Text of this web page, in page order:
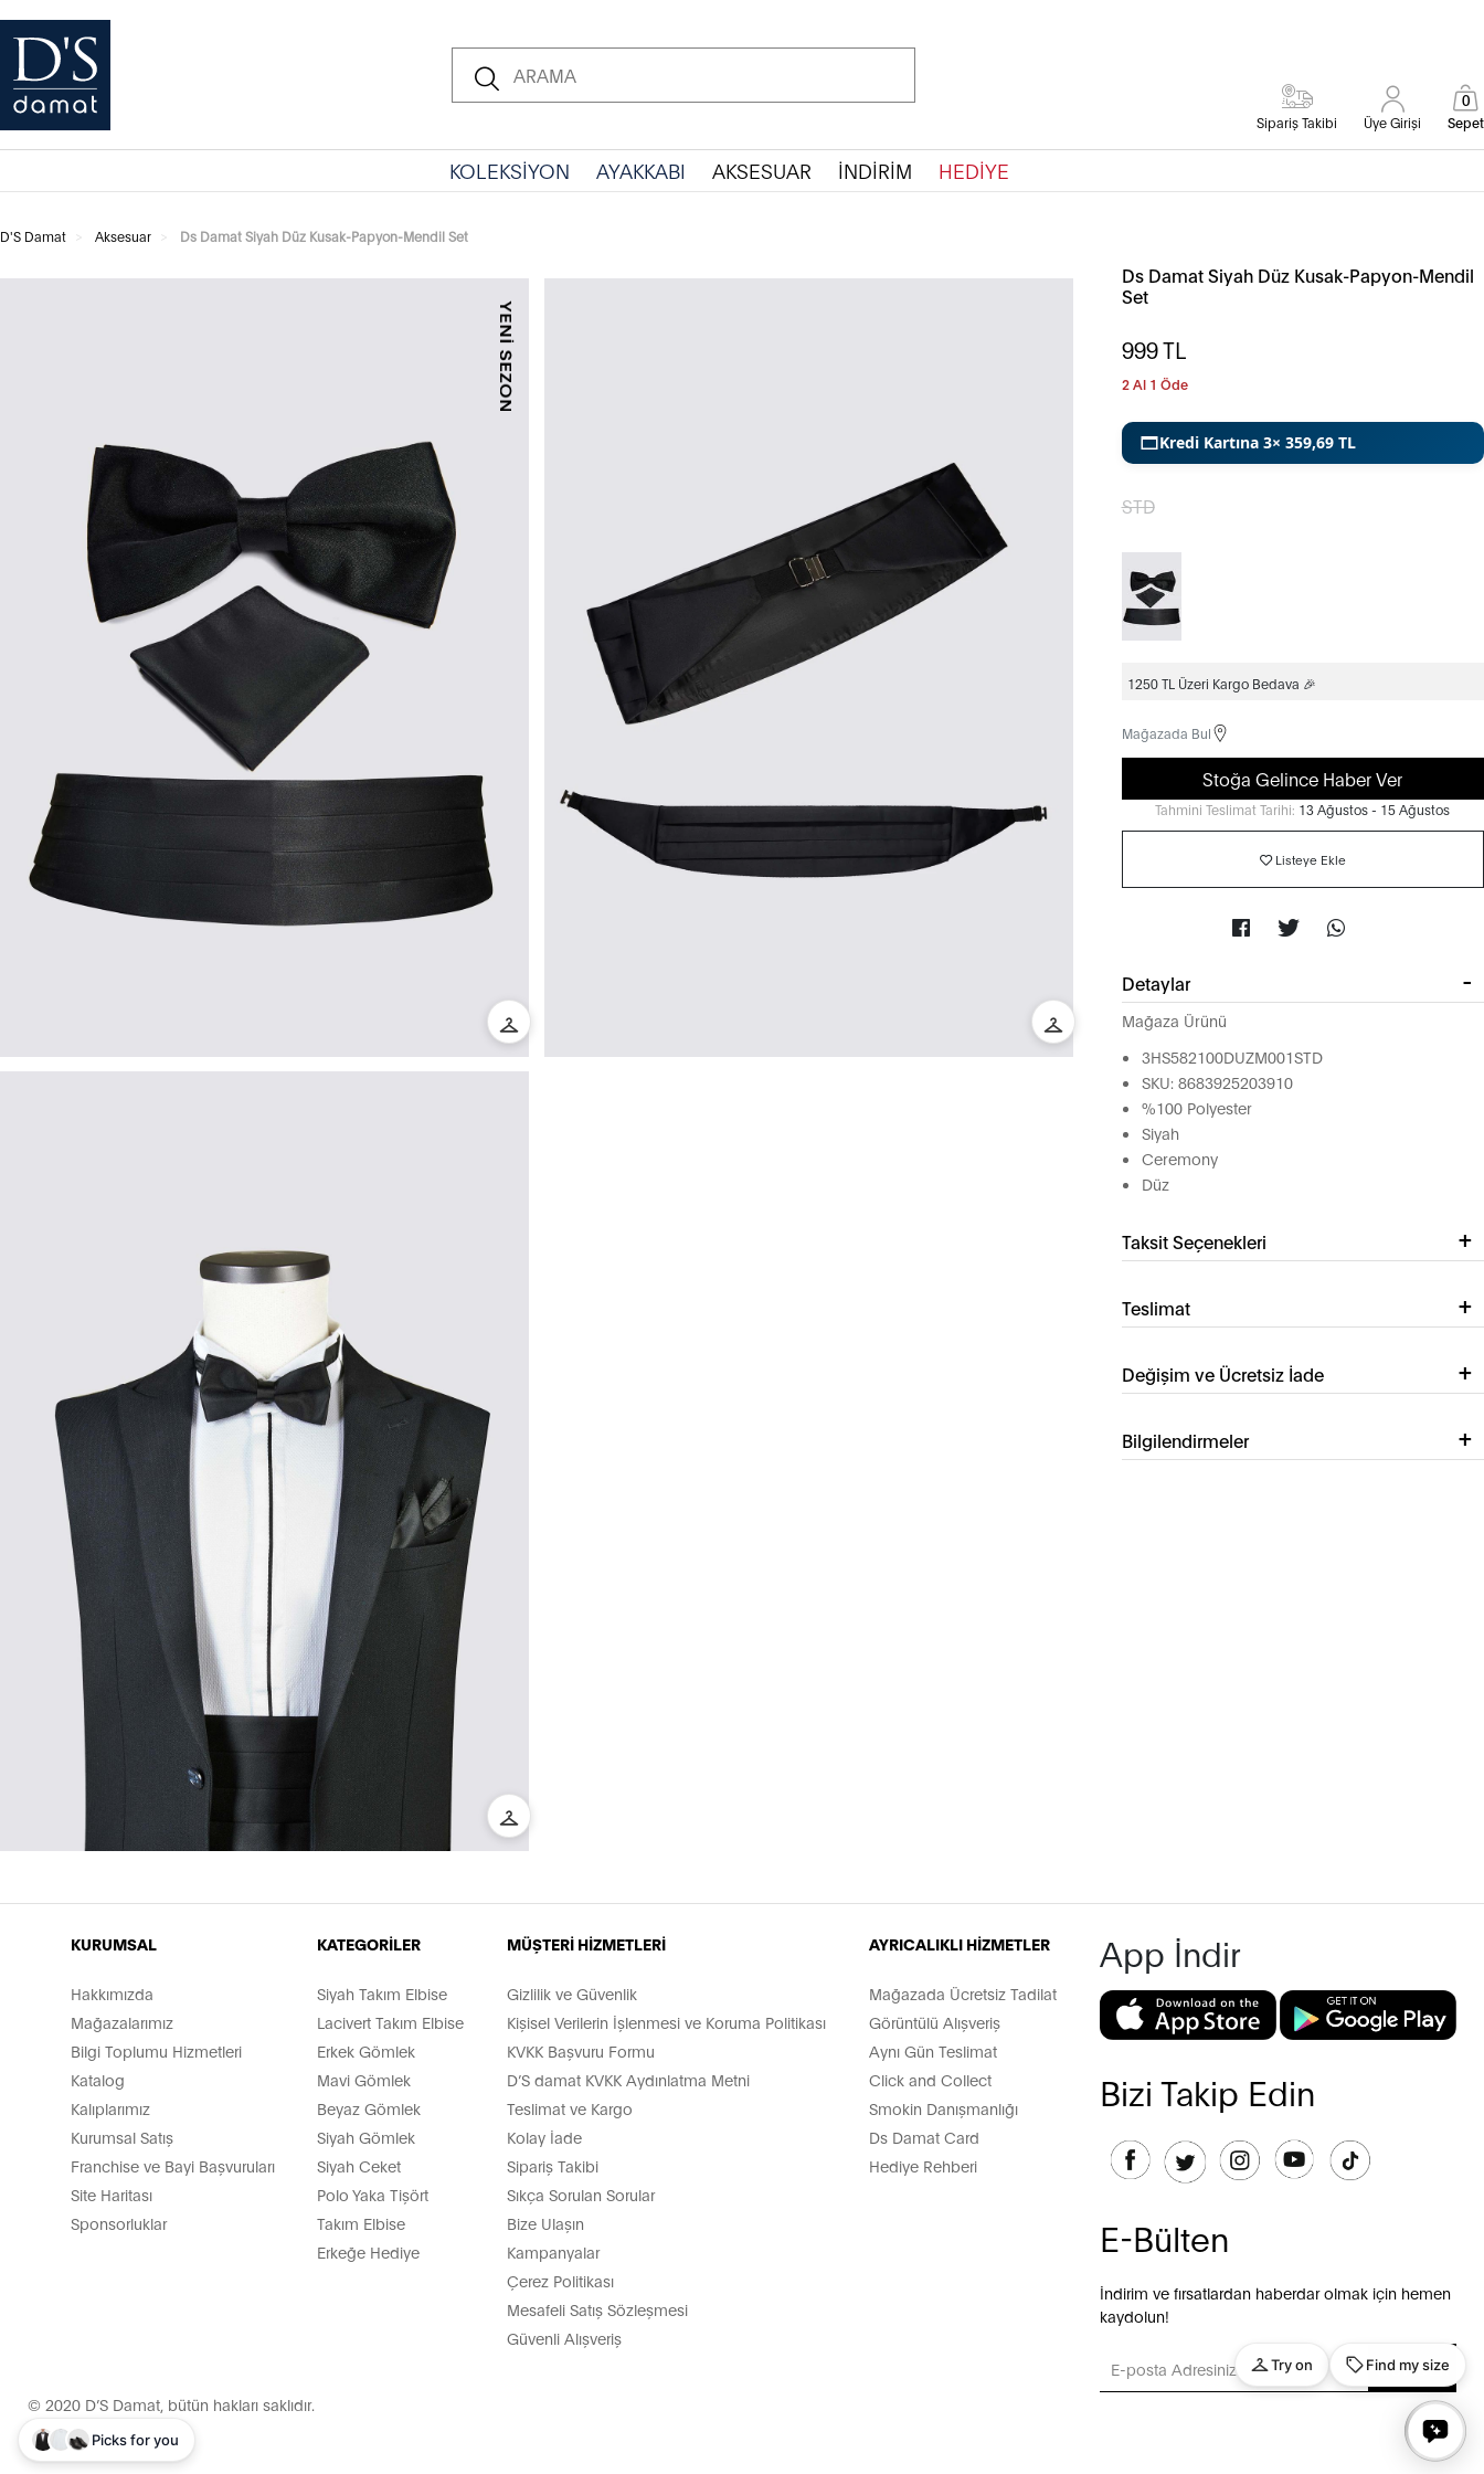
Sipariş Takibi Üye Girişi Sepet
0
KOLEKSİYON AYAKKABI AKSESUAR İNDİRİM HEDİYE
D'S Damat Aksesuar Ds Damat Siyah Düz Kusak-Papyon-Mendil Set
Ds Damat Siyah Düz Kusak-Papyon-Mendil
Set
999TL
2 Al 1 Öde
Kredi Kartına 3× 359,69 TL
STD
1250 TL Üzeri Kargo Bedava 🎉
Mağazada Bul
Stoğa Gelince Haber Ver
Tahmini Teslimat Tarihi: 13 Ağustos - 15 Ağustos
Listeye Ekle
Detaylar
Mağaza Ürünü
3HS582100DUZM001STD
SKU: 8683925203910
%100 Polyester
Siyah
Ceremony
Düz
Taksit Seçenekleri
Teslimat
Değişim ve Ücretsiz İade
Bilgilendirmeler
KURUMSAL
Hakkımızda
Mağazalarımız
Bilgi Toplumu Hizmetleri
Katalog
Kalıplarımız
Kurumsal Satış
Franchise ve Bayi Başvuruları
Site Haritası
Sponsorluklar
KATEGORİLER
Siyah Takım Elbise
Lacivert Takım Elbise
Erkek Gömlek
Mavi Gömlek
Beyaz Gömlek
Siyah Gömlek
Siyah Ceket
Polo Yaka Tişört
Takım Elbise
Erkeğe Hediye
MÜŞTERİ HİZMETLERİ
Gizlilik ve Güvenlik
Kişisel Verilerin İşlenmesi ve Koruma Politikası
KVKK Başvuru Formu
D’S damat KVKK Aydınlatma Metni
Teslimat ve Kargo
Kolay İade
Sipariş Takibi
Sıkça Sorulan Sorular
Bize Ulaşın
Kampanyalar
Çerez Politikası
Mesafeli Satış Sözleşmesi
Güvenli Alışveriş
AYRICALIKLI HİZMETLER
Mağazada Ücretsiz Tadilat
Görüntülü Alışveriş
Aynı Gün Teslimat
Click and Collect
Smokin Danışmanlığı
Ds Damat Card
Hediye Rehberi
App İndir
Bizi Takip Edin
E-Bülten
İndirim ve fırsatlardan haberdar olmak için hemen
kaydolun!
GÖNDER
© 2020 D’S Damat, bütün hakları saklıdır.